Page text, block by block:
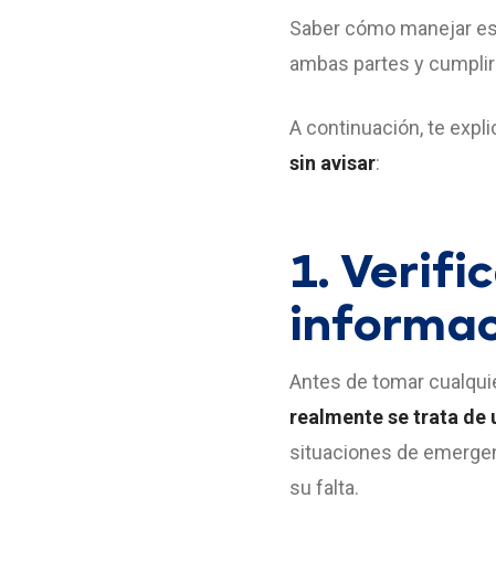
Saber cómo manejar
ambas partes y
A continuación, te
sin avisar:
1.
Antes de tomar
realmente se trata de
situaciones de
su falta.